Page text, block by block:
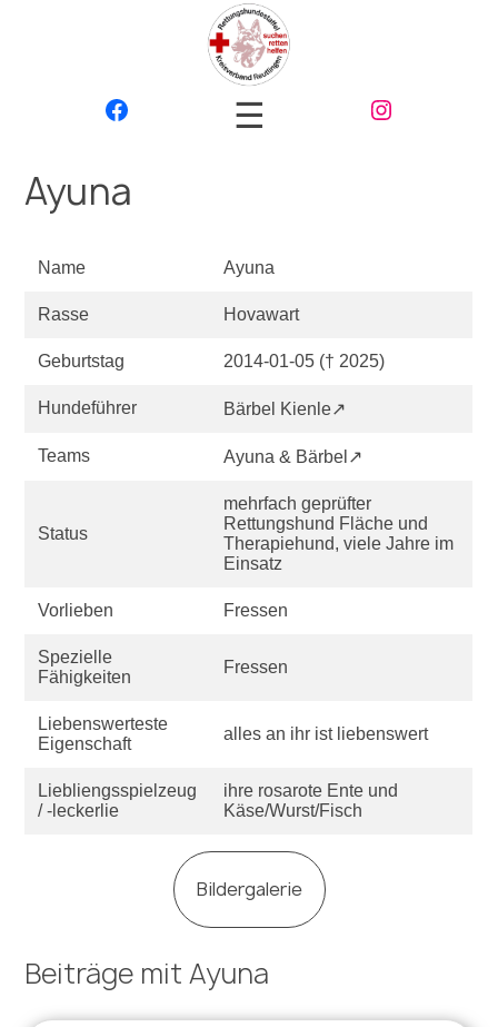
☰
Ayuna
Name Ayuna
Rasse Hovawart
Geburtstag 2014-01-05 († 2025)
Hundeführer Bärbel Kienle↗
Teams Ayuna & Bärbel↗
Status
mehrfach geprüfter
Rettungshund Fläche und
Therapiehund, viele Jahre im
Einsatz
Vorlieben Fressen
Spezielle
Fähigkeiten
Fressen
Liebenswerteste
Eigenschaft
alles an ihr ist liebenswert
Liebliengsspielzeug
/ -leckerlie
ihre rosarote Ente und
Käse/Wurst/Fisch
Bildergalerie
Beiträge mit Ayuna